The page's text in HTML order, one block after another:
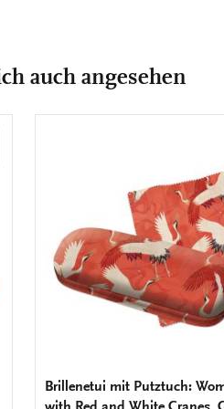
auch angesehen
Brillenetui mit Putztuch: